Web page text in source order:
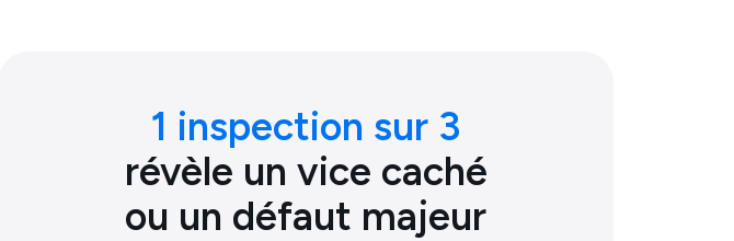
1 inspection sur 3
révèle un vice caché
ou un défaut majeur